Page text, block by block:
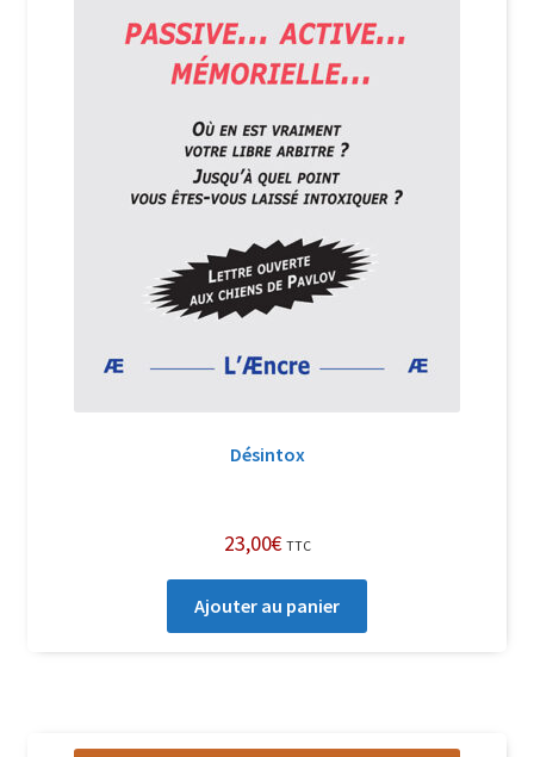
Désintox
23,00€ TTC
Ajouter au panier